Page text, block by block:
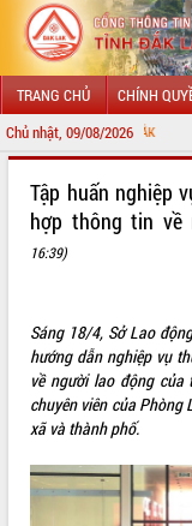
TRANG CHỦ CHÍNH
Chủ nhật, 09/08/2026
LÃNH ĐẠO UBND TỈNH
SỞ, BAN, NGÀNH
UBND CÁC XÃ, PHƯỜNG
THÔNG TIN CHỈ ĐẠO ĐIỀU
HỆ THỐNG VĂN BẢN
VĂN BẢN HĐND TỈNH
Tập huấn nghiệp
hợp thông tin về
16:39)
Sáng 18/4, Sở Lao
hướng dẫn nghiệp vụ
về người lao động
chuyên viên của Phòng
xã và thành phố.